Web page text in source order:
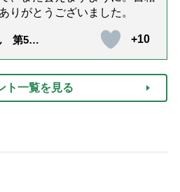
りがとうございました。
第500
+10
ト一覧を見る